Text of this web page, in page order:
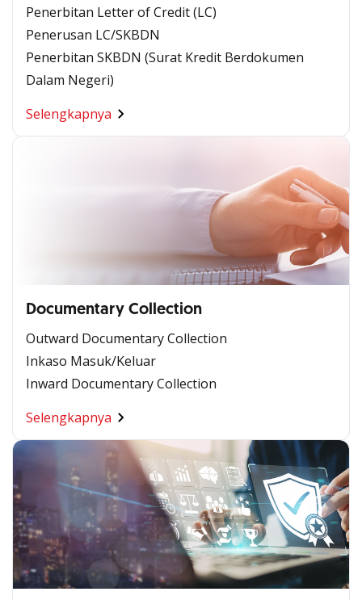
Penerbitan Letter of Credit (LC)
Penerusan LC/SKBDN
Penerbitan SKBDN (Surat Kredit Berdokumen
Dalam Negeri)
Selengkapnya
Documentary Collection
Outward Documentary Collection
Inkaso Masuk/Keluar
Inward Documentary Collection
Selengkapnya